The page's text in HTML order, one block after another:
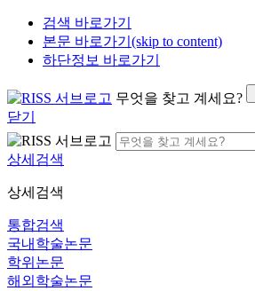
검색 바로가기
본문 바로가기(skip to content)
하단정보 바로가기
무엇을 찾고 계세요?
닫기
상세검색
상세검색
통합검색
국내학술논문
학위논문
해외학술논문